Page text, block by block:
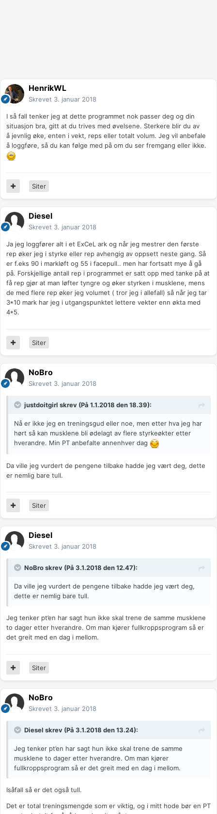
HenrikWL
Skrevet 3. januar 2018
I så fall tenker jeg at dette programmet nok passer deg og din
situasjon bra, gitt at du trives med øvelsene. Sterkere blir du av
å jevnlig øke, enten i vekt, reps eller totalt volum. Jeg vil anbefale
å loggføre, så du kan følge med på om du ser fremgang eller ikke.
Siter
Diesel
Skrevet 3. januar 2018
Ja jeg loggfører alt i et ExCeL ark og når jeg mestrer den første
rep øker jeg i styrke eller rep avhengig av oppsett neste gang. Så
er f.eks 90 i markløft og 55 i facepull.. men har fortsatt mye å gå
på. Forskjellige antall rep i programmet er satt opp med tanke på at
få rep gjør at man løfter tyngre og øker styrken i musklene, mens
de med flere rep øker jeg volumet ( tror jeg i allefall) så når jeg tar
3*10 mark har jeg i utgangspunktet lettere vekter enn økta med
4*5.
Siter
NoBro
Skrevet 3. januar 2018
justdoitgirl skrev (På 1.1.2018 den 18.39):
Nå er ikke jeg en treningsgud eller noe, men etter hva jeg har
hørt så kan musklene bli ødelagt av flere styrkeøkter etter
hverandre. Min PT anbefalte annenhver dag
Da ville jeg vurdert de pengene tilbake hadde jeg vært deg, dette
er nemlig bare tull.
Siter
Diesel
Skrevet 3. januar 2018
NoBroskrev (På 3.1.2018 den 12.47):
Da ville jeg vurdert de pengene tilbake hadde jeg vært deg,
dette er nemlig bare tull.
Jeg tenker pt’en har sagt hun ikke skal trene de samme musklene
to dager etter hverandre. Om man kjører fullkroppsprogram så er
det greit med en dag i mellom.
Siter
NoBro
Skrevet 3. januar 2018
Diesel skrev (På 3.1.2018 den 13.24):
Jeg tenker pt’en har sagt hun ikke skal trene de samme
musklene to dager etter hverandre. Om man kjører
fullkroppsprogram så er det greit med en dag i mellom.
Isåfall så er det også tull.
Det er total treningsmengde som er viktig, og i mitt hode bør en PT